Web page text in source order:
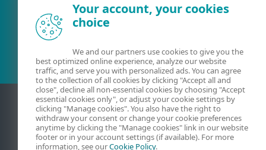
Client existent?
Your account, your cookies
choice
We and our partners use cookies to give you the
best optimized online experience, analyze our website
traffic, and serve you with personalized ads. You can agree
to the collection of all cookies by clicking "Accept all and
close", decline all non-essential cookies by choosing "Accept
essential cookies only", or adjust your cookie settings by
clicking "Manage cookies". You also have the right to
withdraw your consent or change your cookie preferences
anytime by clicking the "Manage cookies" link in our website
footer or in your account settings (if available). For more
information, see ourCookie Policy.